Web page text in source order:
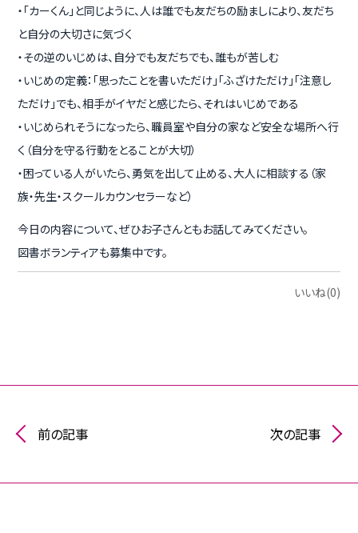
・「カーくん」と同じように、人は誰でも友だちの励ましにより、友だち
と自分の大切さに気づく
・その逆のいじめは、自分でも友だちでも、誰もが苦しむ
・いじめの定義：「思ったことを書いただけ」「ふざけただけ」「注意し
ただけ」でも、相手がイヤだと感じたら、それはいじめである
・いじめられそうになったら、職員室や自分の家など安全な場所へ行
く（自分を守る行動をとることが大切）
・困っている人がいたら、勇気を出して止める、大人に相談する（家
族・先生・スクールカウンセラーなど）
今日の内容について、ぜひお子さんともお話してみてください。
図書ボランティアも募集中です。
いいね(0)
前の記事 次の記事